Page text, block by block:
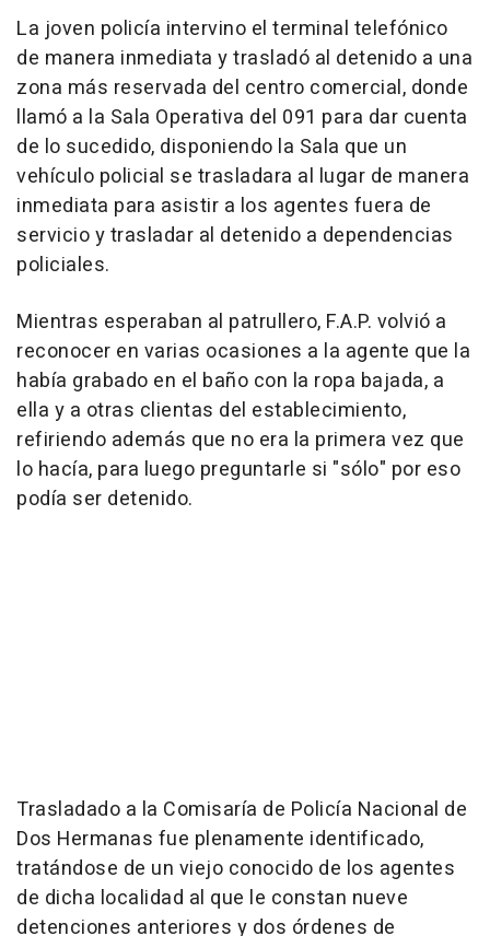
La joven policía intervino el terminal telefónico
de manera inmediata y trasladó al detenido a una
zona más reservada del centro comercial, donde
llamó a la Sala Operativa del 091 para dar cuenta
de lo sucedido, disponiendo la Sala que un
vehículo policial se trasladara al lugar de manera
inmediata para asistir a los agentes fuera de
servicio y trasladar al detenido a dependencias
policiales.
Mientras esperaban al patrullero, F.A.P. volvió a
reconocer en varias ocasiones a la agente que la
había grabado en el baño con la ropa bajada, a
ella y a otras clientas del establecimiento,
refiriendo además que no era la primera vez que
lo hacía, para luego preguntarle si "sólo" por eso
podía ser detenido.
Trasladado a la Comisaría de Policía Nacional de
Dos Hermanas fue plenamente identificado,
tratándose de un viejo conocido de los agentes
de dicha localidad al que le constan nueve
detenciones anteriores y dos órdenes de